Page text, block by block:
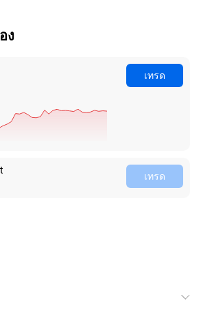
ง
เทรด
เทรด